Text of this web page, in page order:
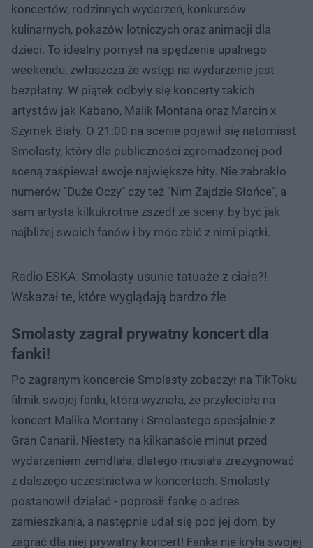
koncertów, rodzinnych wydarzeń, konkursów
kulinarnych, pokazów lotniczych oraz animacji dla
dzieci. To idealny pomysł na spędzenie upalnego
weekendu, zwłaszcza że wstęp na wydarzenie jest
bezpłatny. W piątek odbyły się koncerty takich
artystów jak Kabano, Malik Montana oraz Marcin x
Szymek Biały. O 21:00 na scenie pojawił się natomiast
Smolasty, który dla publiczności zgromadzonej pod
sceną zaśpiewał swoje największe hity. Nie zabrakło
numerów "Duże Oczy" czy też "Nim Zajdzie Słońce", a
sam artysta kilkukrotnie zszedł ze sceny, by być jak
najbliżej swoich fanów i by móc zbić z nimi piątki.
Radio ESKA: Smolasty usunie tatuaże z ciała?!
Wskazał te, które wyglądają bardzo źle
Smolasty zagrał prywatny koncert dla
fanki!
Po zagranym koncercie Smolasty zobaczył na TikToku
filmik swojej fanki, która wyznała, że przyleciała na
koncert Malika Montany i Smolastego specjalnie z
Gran Canarii. Niestety na kilkanaście minut przed
wydarzeniem zemdlała, dlatego musiała zrezygnować
z dalszego uczestnictwa w koncertach. Smolasty
postanowił działać - poprosił fankę o adres
zamieszkania, a następnie udał się pod jej dom, by
zagrać dla niej prywatny koncert! Fanka nie kryła swojej